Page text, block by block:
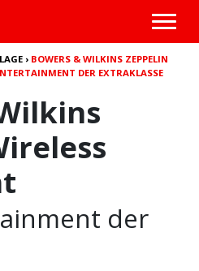
› BOWERS & WILKINS ZEPPELIN
DER EXTRAKLASSE
der